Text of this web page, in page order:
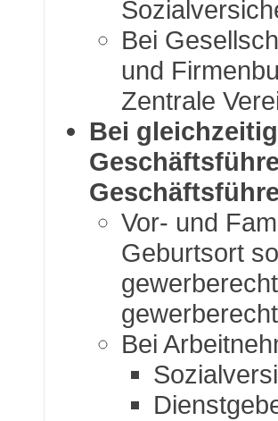
Bei
und
Zentrale
Bei
Vor- und
Geburtsort
Bei